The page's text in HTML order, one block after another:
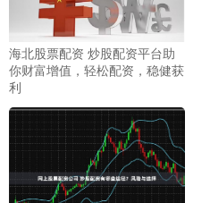
海北股票配资 炒股配资平台助
你财富增值，轻松配资，稳健获
利